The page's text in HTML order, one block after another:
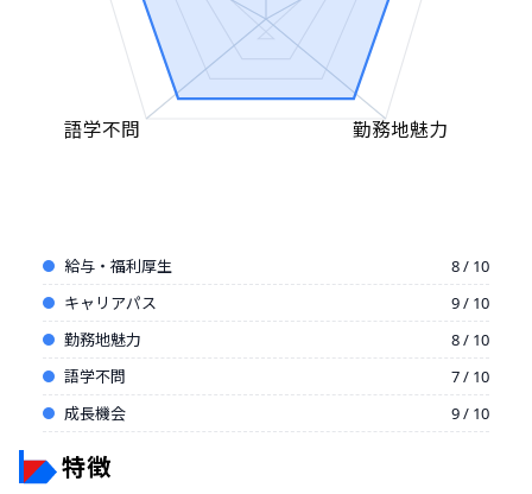
勤務地魅力
語学不問
給与・福利厚生
8 / 10
キャリアパス
9 / 10
勤務地魅力
8 / 10
語学不問
7 / 10
成長機会
9 / 10
特徴